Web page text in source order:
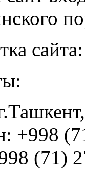
сайта:
+998
(71)